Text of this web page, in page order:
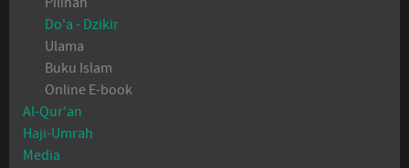
Do'a - Dzikir
Ulama
Buku Islam
Online E-book
Al-Qur'an
Haji-Umrah
Media